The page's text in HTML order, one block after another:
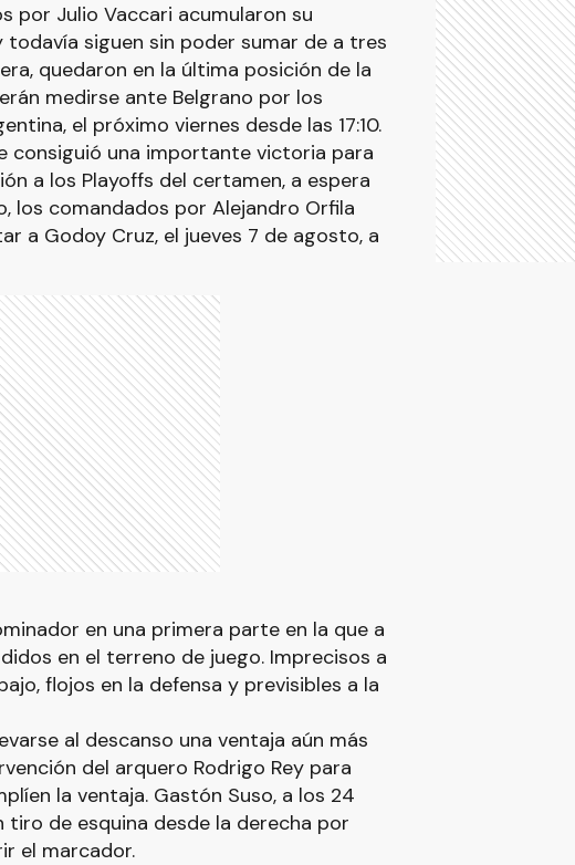
por Julio Vaccari acumularon su
siguen sin poder sumar de a tres
quedaron en la última posición de la
medirse ante Belgrano por los
el próximo viernes desde las 17:10.
consiguió una importante victoria para
a los Playoffs del certamen, a espera
los comandados por Alejandro Orfila
a Godoy Cruz, el jueves 7 de agosto, a
en una primera parte en la que a
en el terreno de juego. Imprecisos a
flojos en la defensa y previsibles a la
al descanso una ventaja aún más
del arquero Rodrigo Rey para
la ventaja. Gastón Suso, a los 24
de esquina desde la derecha por
el marcador.